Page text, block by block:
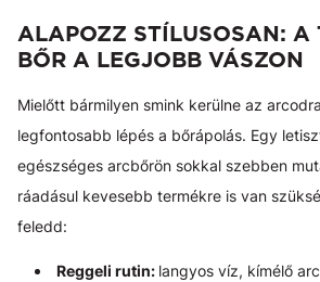
ALAPOZZ STÍLUSOSAN: A
BŐR A LEGJOBB VÁSZON
Mielőtt bármilyen smink kerülne az
legfontosabb lépés a bőrápolás. Egy
egészséges arcbőrön sokkal szebben
ráadásul kevesebb termékre is van
feledd:
Reggeli rutin: langyos víz, kímélő